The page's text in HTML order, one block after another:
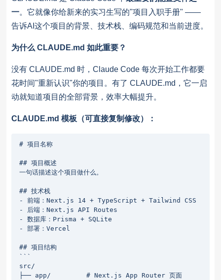
一。它就像你给新来的实习生写的"项目入职手册" ——
告诉AI这个项目的背景、技术栈、编码规范和当前进度。
为什么 CLAUDE.md 如此重要？
没有 CLAUDE.md 时，Claude Code 每次开始工作都要
花时间"重新认识"你的项目。有了 CLAUDE.md，它一启
动就知道项目的全部背景，效率大幅提升。
CLAUDE.md 模板（可直接复制修改）：
# 项目名称
## 项目概述
一句话描述这个项目做什么。
## 技术栈
- 前端：Next.js 14 + TypeScript + Tailwind CSS
- 后端：Next.js API Routes
- 数据库：Prisma + SQLite
- 部署：Vercel
## 项目结构
```
src/
├── app/         # Next.js App Router 页面